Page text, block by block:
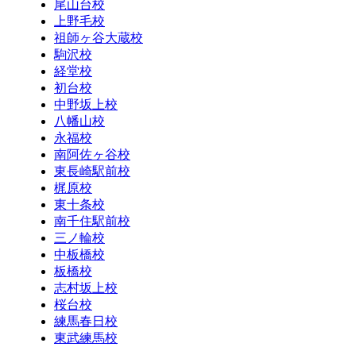
尾山台校
上野毛校
祖師ヶ谷大蔵校
駒沢校
経堂校
初台校
中野坂上校
八幡山校
永福校
南阿佐ヶ谷校
東長崎駅前校
梶原校
東十条校
南千住駅前校
三ノ輪校
中板橋校
板橋校
志村坂上校
桜台校
練馬春日校
東武練馬校